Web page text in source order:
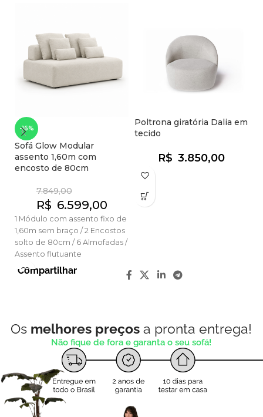
-16%
Sofá Glow Modular
assento 1,60m com
encosto de 80cm
7.849,00
R$ 6.599,00
1 Módulo com assento fixo de
1,60m sem braço / 2 Encostos
solto de 80cm / 6 Almofadas /
Assento flutuante
Poltrona giratória Dalia em
tecido
R$ 3.850,00
Compartilhar
Os melhores preços a pronta entrega!
Não fique de fora e garanta o seu sofá!